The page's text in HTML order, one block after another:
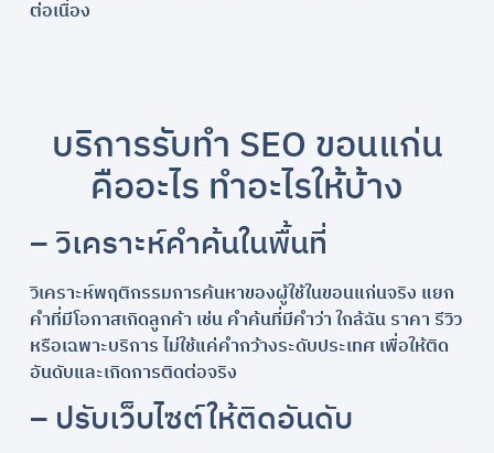
ต่อเนื่อง
บริการรับทำ SEO ขอนแก่น
คืออะไร ทำอะไรให้บ้าง
– วิเคราะห์คำค้นในพื้นที่
วิเคราะห์พฤติกรรมการค้นหาของผู้ใช้ในขอนแก่นจริง แยก
คำที่มีโอกาสเกิดลูกค้า เช่น คำค้นที่มีคำว่า ใกล้ฉัน ราคา รีวิว
หรือเฉพาะบริการ ไม่ใช้แค่คำกว้างระดับประเทศ เพื่อให้ติด
อันดับและเกิดการติดต่อจริง
– ปรับเว็บไซต์ให้ติดอันดับ